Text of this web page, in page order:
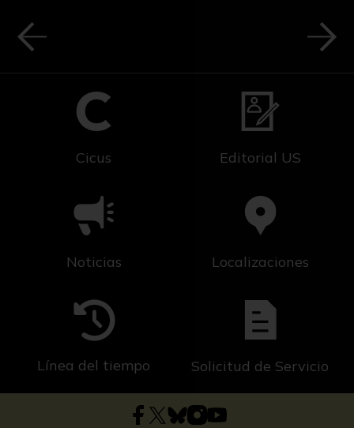
Cicus Editorial US
Noticias Localizaciones
Línea del tiempo Solicitud de Servicio